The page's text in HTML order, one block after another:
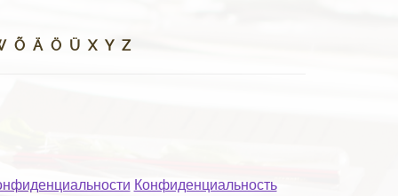
Õ Ä Ö Ü X Y Z
Конфиденциальность